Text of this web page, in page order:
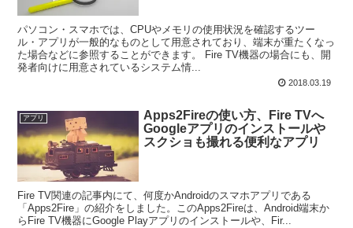
パソコン・スマホでは、CPUやメモリの使用状況を確認するツー
ル・アプリが一般的なものとして用意されており、端末が重たくなっ
た場合などに参照することができます。 Fire TV機器の場合にも、開
発者向けに用意されているシステム情...
2018.03.19
アプリ
Apps2Fireの使い方、Fire TVへ
Googleアプリのインストールや
スクショも撮れる便利なアプリ
Fire TV関連の記事内にて、何度かAndroidのスマホアプリである
「Apps2Fire」の紹介をしました。このApps2Fireは、Android端末か
らFire TV機器にGoogle Playアプリのインストールや、Fir...